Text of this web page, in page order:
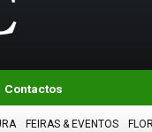
Contactos
FEIRAS & EVENTOS